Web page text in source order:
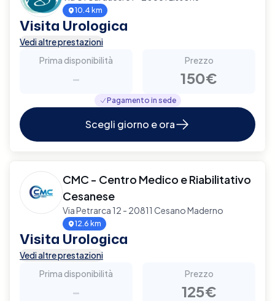
10.4 km
Visita Urologica
Vedi altre prestazioni
Prima disponibilità
-
Prezzo
150€
Pagamento in sede
Scegli giorno e ora
CMC - Centro Medico e Riabilitativo
Cesanese
Via Petrarca 12 - 20811 Cesano Maderno
12.6 km
Visita Urologica
Vedi altre prestazioni
Prima disponibilità
-
Prezzo
125€